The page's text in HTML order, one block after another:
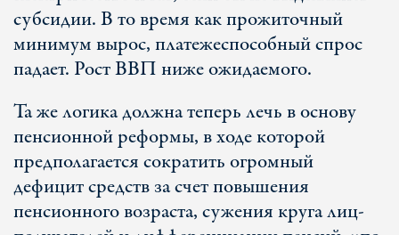
субсидии. В то время как прожиточный
минимум вырос, платежеспособный спрос
падает. Рост ВВП ниже ожидаемого.
Та же логика должна теперь лечь в основу
пенсионной реформы, в ходе которой
предполагается сократить огромный
дефицит средств за счет повышения
пенсионного возраста, сужения круга лиц-